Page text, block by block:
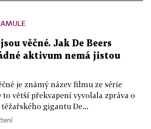
věčné. Jak De Beers
aktivum nemá jistou
je známý název filmu ze série
to větší překvapení vyvolala zpráva o
gigantu De...